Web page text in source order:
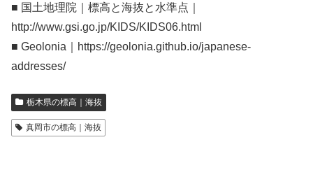
■ 国土地理院｜標高と海抜と水準点｜
http://www.gsi.go.jp/KIDS/KIDS06.html
■ Geolonia｜https://geolonia.github.io/japanese-
addresses/
栃木県の標高｜海抜
真岡市の標高｜海抜